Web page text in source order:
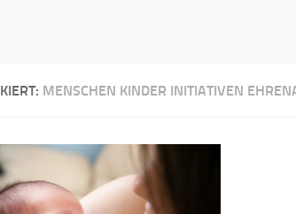
MENSCHEN KINDER INITIATIVEN